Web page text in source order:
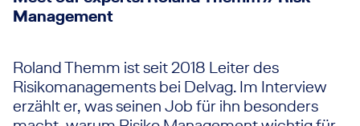
Management
Roland Themm ist seit 2018 Leiter des
Risikomanagements bei Delvag. Im Interview
erzählt er, was seinen Job für ihn besonders